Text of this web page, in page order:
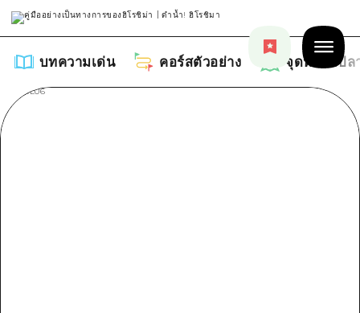
บทความเด่น คอร์สตัวอย่าง จุดหมายปล